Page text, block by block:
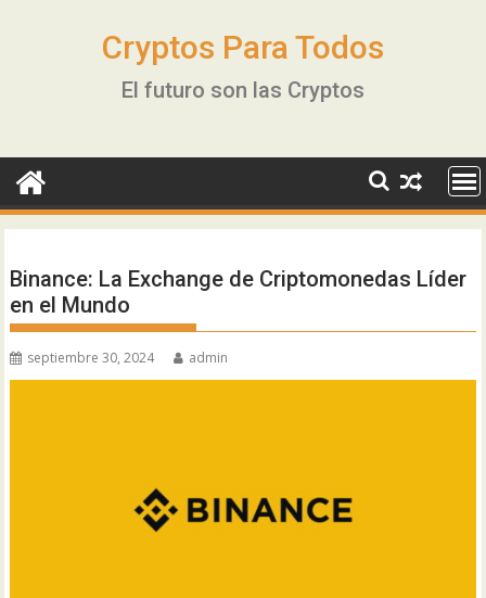
Cryptos Para Todos
El futuro son las Cryptos
Binance: La Exchange de Criptomonedas Líder
en el Mundo
septiembre 30, 2024 admin